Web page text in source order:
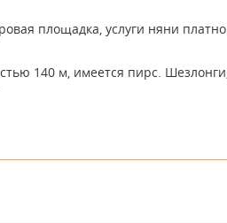
площадка, услуги няни платно.
140 м, имеется пирс. Шезлонги,